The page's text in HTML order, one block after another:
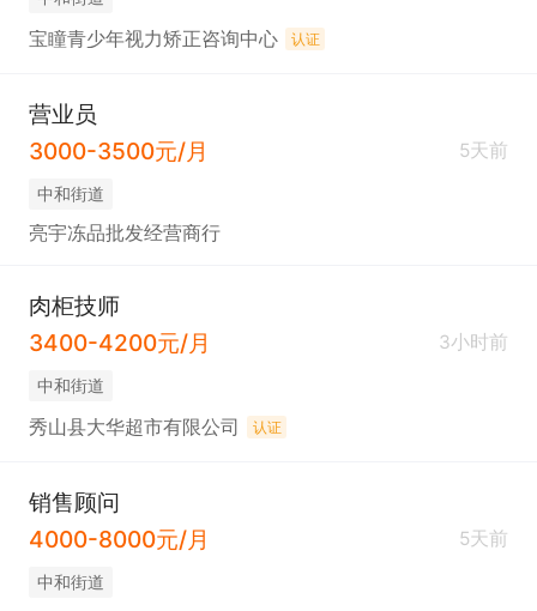
宝瞳青少年视力矫正咨询中心 认证
营业员
3000-3500元/月
5天前
中和街道
亮宇冻品批发经营商行
肉柜技师
3400-4200元/月
3小时前
中和街道
秀山县大华超市有限公司 认证
销售顾问
4000-8000元/月
5天前
中和街道